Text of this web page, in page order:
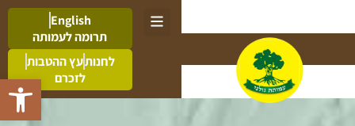
פתח
English
תרומה לעמותה
לחנותעץ ההטבות
לזכרם